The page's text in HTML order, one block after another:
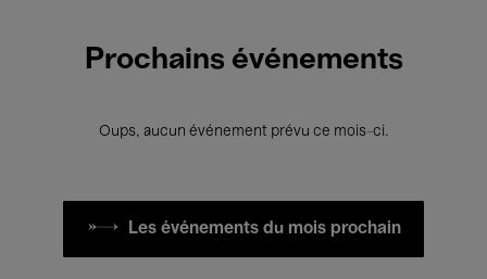
Prochains événements
Oups, aucun événement prévu ce mois-ci.
Les événements du mois prochain